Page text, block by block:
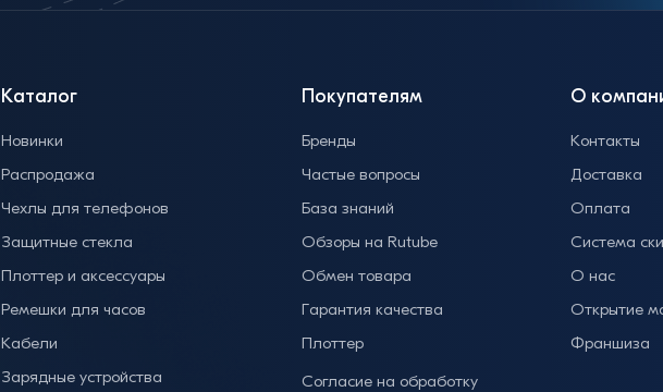
Каталог
Новинки
Распродажа
Чехлы для телефонов
Защитные стекла
Плоттер и аксессуары
Ремешки для часов
Кабели
Зарядные устройства
Покупателям
Бренды
Частые вопросы
База знаний
Обзоры на Rutube
Обмен товара
Гарантия качества
Плоттер
Согласие на обработку
О
Контакты
Доставка
Оплата
Система
О нас
Открытие
Франшиза